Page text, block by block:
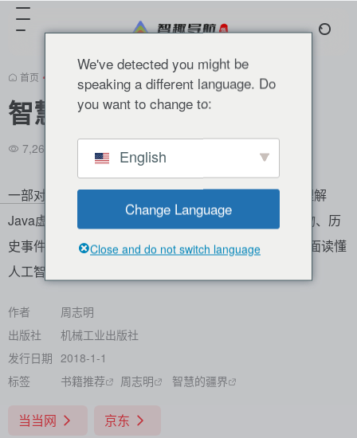
首页 • 正文
智慧的疆界
7,261
一部对人工智能充满敬畏之心的匠心之作，由《深入理解
Java虚拟机》作者耗时一年完成，它将带你从奠基人物、历
史事件、学术理论、研究成果、技术应用等5个维度全面读懂
人工智能。
作者
周志明
出版社
机械工业出版社
发行日期 2018-1-1
标签
书籍推荐 周志明 智慧的疆界
当当网 京东
We've detected you might be
speaking a different language. Do
you want to change to:
English
Change Language
Close and do not switch language